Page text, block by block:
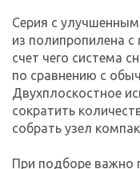
Серия с
из полипропилена
счет чего система
по сравнению с
Двухплоскостное
сократить
собрать узел
При подборе важно